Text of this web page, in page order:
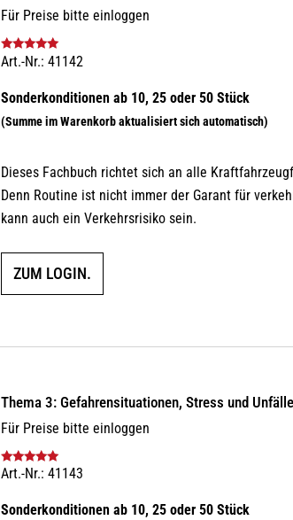
Für Preise bitte einloggen
Bewertet mit
Art.-Nr.: 41142
Dieses Fachbuch richtet sich an alle
Denn Routine ist nicht immer der Garant für
kann auch ein Verkehrsrisiko sein.
ZUM LOGIN.
Thema 3: Gefahrensituationen, Stress und Unfälle
Für Preise bitte einloggen
Bewertet mit
Art.-Nr.: 41143